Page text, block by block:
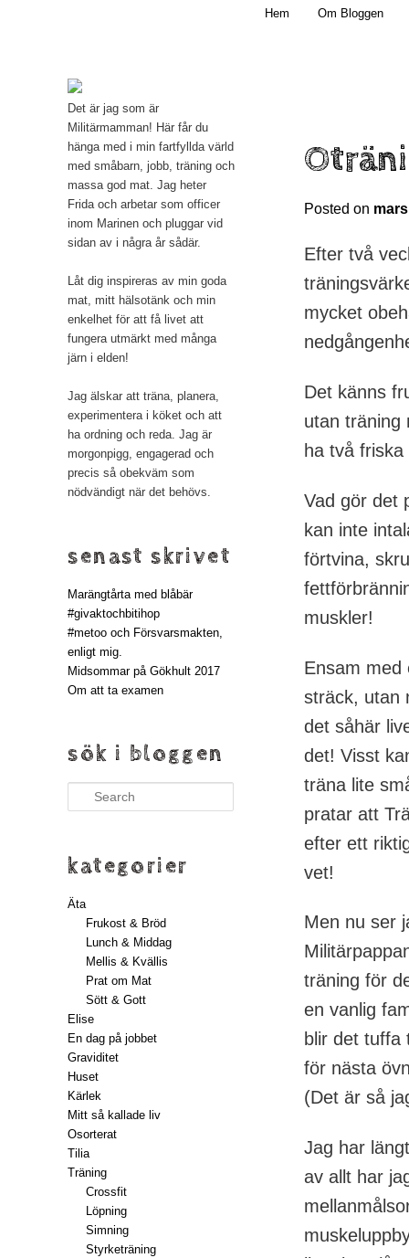
Mamma, militär och märkbart obekväm
Hem Om Bloggen
Posted on
Efter två
mycket
Det känns
utan träning
ha två
Vad gör det
kan inte
förtvina,
muskler!
Ensam med
sträck, utan
det såhär
det! Visst
träna lite
pratar att
efter ett
vet!
Men nu ser
träning för
en vanlig
blir det tuffa
för nästa
(Det är så
Jag har
av allt har
Det är jag som är
Militärmamman! Här får du
hänga med i min fartfyllda värld
med småbarn, jobb, träning och
massa god mat. Jag heter
Frida och arbetar som officer
inom Marinen och pluggar vid
sidan av i några år sådär.
Låt dig inspireras av min goda
mat, mitt hälsotänk och min
enkelhet för att få livet att
fungera utmärkt med många
järn i elden!
Jag älskar att träna, planera,
experimentera i köket och att
ha ordning och reda. Jag är
morgonpigg, engagerad och
precis så obekväm som
nödvändigt när det behövs.
senast skrivet
Marängtårta med blåbär
#givaktochbitihop
#metoo och Försvarsmakten,
enligt mig.
Midsommar på Gökhult 2017
Om att ta examen
sök i bloggen
Search
kategorier
Äta
Frukost & Bröd
Lunch & Middag
Mellis & Kvällis
Prat om Mat
Sött & Gott
Elise
En dag på jobbet
Graviditet
Huset
Kärlek
Mitt så kallade liv
Osorterat
Tilia
Träning
Crossfit
Löpning
Simning
Styrketräning